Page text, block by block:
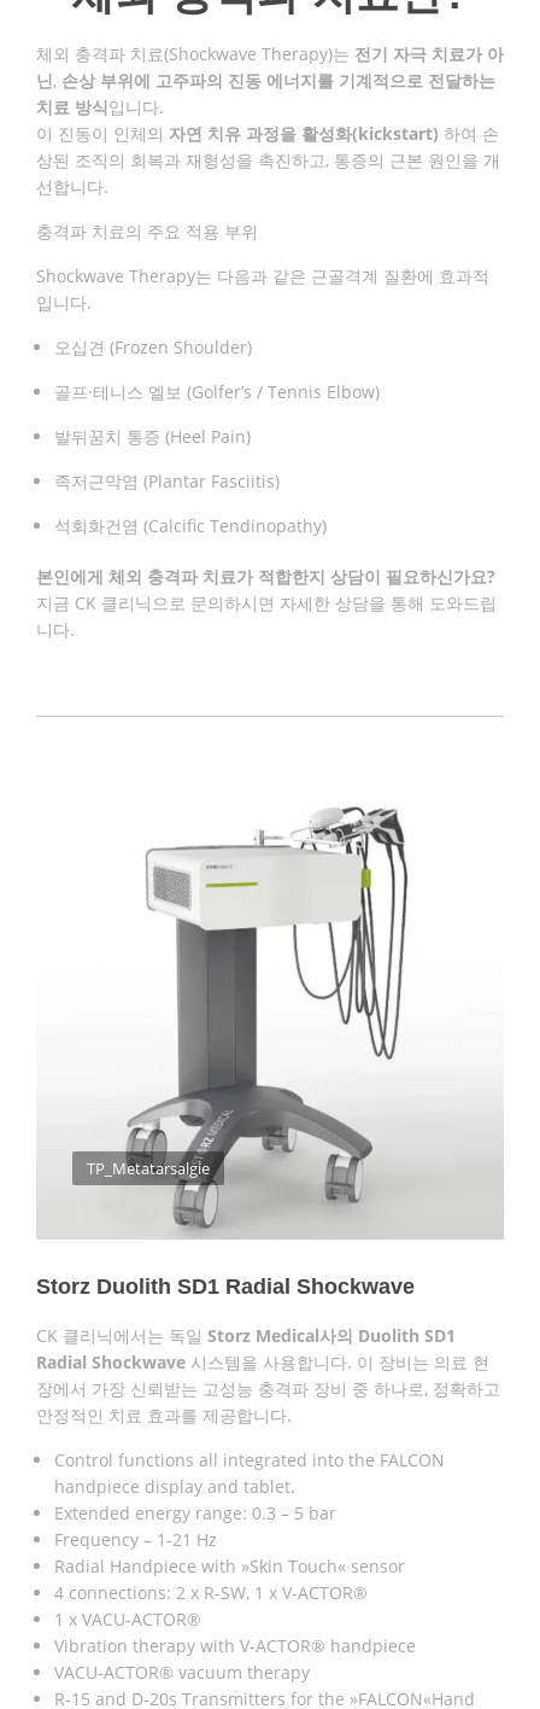
체외 충격파 치료(Shockwave Therapy)는 전기 자극 치료가 아
닌, 손상 부위에 고주파의 진동 에너지를 기계적으로 전달하는
치료 방식입니다.
이 진동이 인체의 자연 치유 과정을 활성화(kickstart) 하여 손
상된 조직의 회복과 재형성을 촉진하고, 통증의 근본 원인을 개
선합니다.
충격파 치료의 주요 적용 부위
Shockwave Therapy는 다음과 같은 근골격계 질환에 효과적
입니다.
오십견 (Frozen Shoulder)
골프·테니스 엘보 (Golfer’s / Tennis Elbow)
발뒤꿈치 통증 (Heel Pain)
족저근막염 (Plantar Fasciitis)
석회화건염 (Calcific Tendinopathy)
본인에게 체외 충격파 치료가 적합한지 상담이 필요하신가요?
지금 CK 클리닉으로 문의하시면 자세한 상담을 통해 도와드립
니다.
TP_Metatarsalgie
Storz Duolith SD1 Radial Shockwave
CK 클리닉에서는 독일 Storz Medical사의 Duolith SD1
Radial Shockwave 시스템을 사용합니다. 이 장비는 의료 현
장에서 가장 신뢰받는 고성능 충격파 장비 중 하나로, 정확하고
안정적인 치료 효과를 제공합니다.
Control functions all integrated into the FALCON
handpiece display and tablet.
Extended energy range: 0.3 – 5 bar
Frequency – 1-21 Hz
Radial Handpiece with »Skin Touch« sensor
4 connections: 2 x R-SW, 1 x V-ACTOR®
1 x VACU-ACTOR®
Vibration therapy with V-ACTOR® handpiece
VACU-ACTOR® vacuum therapy
R-15 and D-20s Transmitters for the »FALCON«Hand